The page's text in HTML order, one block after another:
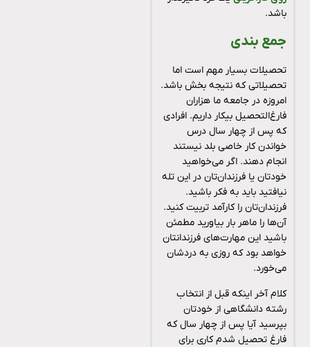
باشد.
جمع بندی
تحصیلات بسیار مهم است اما
تحصیلاتی که نتیجه بخش باشد.
امروزه در جامعه ما هزاران
فارغ‌التحصیل بیکار داریم. افرادی
که پس از چهار سال درس
خواندن کار خاصی بلد نیستند
انجام دهند. اگر می‌خواهید
خودتان یا فرزندان‌تان در این تله
نیافتید باید به فکر باشید.
فرزندان‌تان را کارآمد تربیت کنید.
آن‌ها را ماهر بار بیاورید مطمئن
باشید این مهارت‌های فرزندانتان
خواهد بود که روزی به دردشان
می‌خورد.
کلام آخر اینکه قبل از انتخاب
رشته دانشگاهی از خودتان
بپرسید آیا پس از چهار سال که
فارغ تحصیل شدم کاری برای